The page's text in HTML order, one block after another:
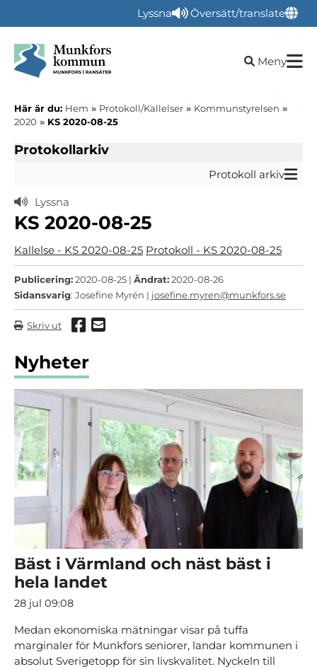
Lyssna Översätt/translate
Öppna
Meny
Här är du: Hem » Protokoll/Kallelser » Kommunstyrelsen »
2020 » KS 2020-08-25
Protokollarkiv
Protokoll arkiv
Lyssna
KS 2020-08-25
Kallelse - KS 2020-08-25 Protokoll - KS 2020-08-25
Publicering:2020-08-25 | Ändrat:2020-08-26
Sidansvarig: Josefine Myrén | josefine.myren@munkfors.se
Skriv ut Dela via Facebook
Dela via mail
Nyheter
Bäst i Värmland och näst bäst i
hela landet
28 jul 09:08
Medan ekonomiska mätningar visar på tuffa
marginaler för Munkfors seniorer, landar kommunen i
absolut Sverigetopp för sin livskvalitet. Nyckeln till